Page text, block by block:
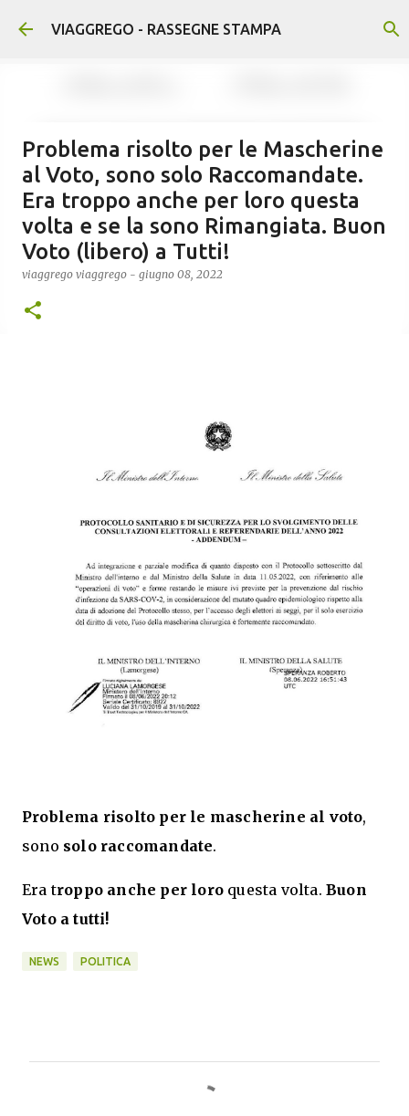
Passa ai contenuti principali
VIAGGREGO - RASSEGNE STAMPA
Problema risolto per le Mascherine
al Voto, sono solo Raccomandate.
Era troppo anche per loro questa
volta e se la sono Rimangiata. Buon
Voto (libero) a Tutti!
viaggrego viaggrego - giugno 08, 2022
Problema risolto per le mascherine al voto,
sono solo raccomandate.
Era troppo anche per loro questa volta. Buon
Voto a tutti!
NEWS POLITICA